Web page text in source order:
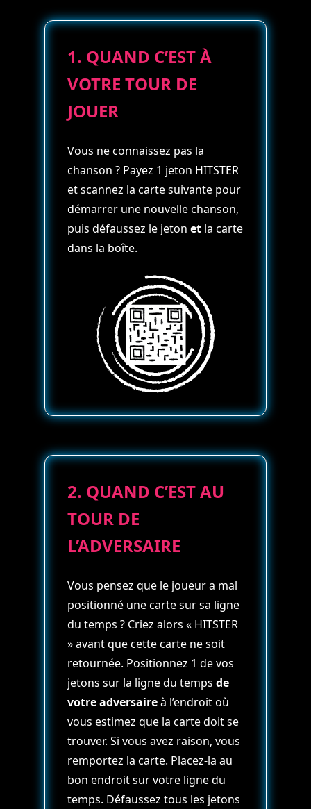
1. QUAND C’EST À
VOTRE TOUR DE
JOUER
Vous ne connaissez pas la
chanson ? Payez 1 jeton HITSTER
et scannez la carte suivante pour
démarrer une nouvelle chanson,
puis défaussez le jeton et la carte
dans la boîte.
2. QUAND C’EST AU
TOUR DE
L’ADVERSAIRE
Vous pensez que le joueur a mal
positionné une carte sur sa ligne
du temps ? Criez alors « HITSTER
» avant que cette carte ne soit
retournée. Positionnez 1 de vos
jetons sur la ligne du temps de
votre adversaireà l’endroit où
vous estimez que la carte doit se
trouver. Si vous avez raison, vous
remportez la carte. Placez-la au
bon endroit sur votre ligne du
temps. Défaussez tous les jetons